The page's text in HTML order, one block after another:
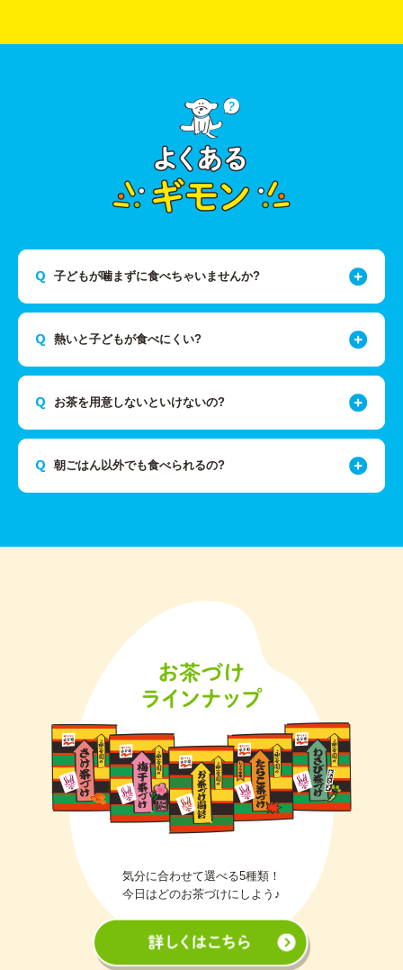
子どもが噛まずに食べちゃいませんか?
熱いと子どもが食べにくい?
お茶を用意しないといけないの?
朝ごはん以外でも食べられるの?
気分に合わせて選べる5種類！
今日はどのお茶づけにしよう♪